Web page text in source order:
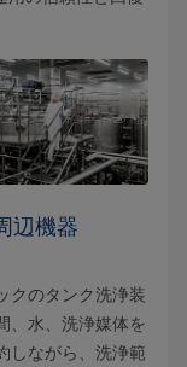
辺機器
クのタンク洗浄装
、水、洗浄媒体を
しながら、洗浄範